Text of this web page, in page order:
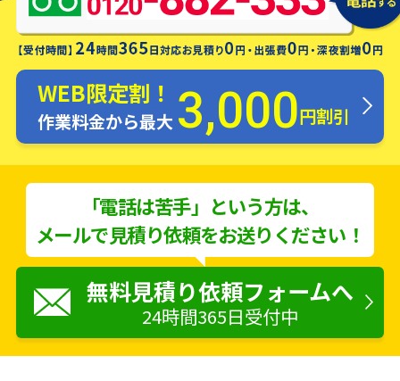
WEB限定割！
作業料金から最大 3,000円割引
「電話は苦手」という方は、
メールで見積り依頼をお送りください！
無料見積り依頼フォームへ
24時間365日受付中